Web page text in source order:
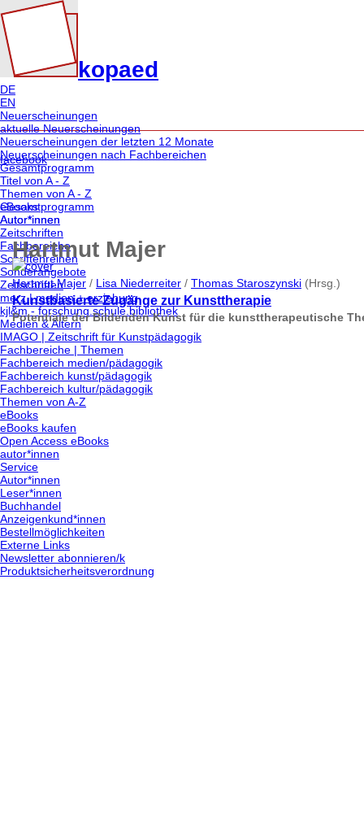
kopaed
DE
EN
Neuerscheinungen
aktuelle Neuerscheinungen
Neuerscheinungen der letzten 12 Monate
Neuerscheinungen nach Fachbereichen
Gesamtprogramm
Titel von A - Z
Themen von A - Z
eBooks
Autor*innen
Zeitschriften
Fachbereiche
Schriftenreihen
Sonderangebote
Zeitschriften
merz | medien + erziehung
kjl&m - forschung.schule.bibliothek
Medien & Altern
IMAGO | Zeitschrift für Kunstpädagogik
Fachbereiche | Themen
Fachbereich medien/pädagogik
Fachbereich kunst/pädagogik
Fachbereich kultur/pädagogik
Themen von A-Z
eBooks
eBooks kaufen
Open Access eBooks
autor*innen
Service
Autor*innen
Leser*innen
Buchhandel
Anzeigenkund*innen
Bestellmöglichkeiten
Externe Links
Newsletter abonnieren/k
Produktsicherheitsverordnung
facebook
Gesamtprogramm
Autor*innen
Hartmut Majer
Hartmut Majer / Lisa Niederreiter / Thomas Staroszynski (Hrsg.)
Kunstbasierte Zugänge zur Kunsttherapie
Potentiale der Bildenden Kunst für die kunsttherapeutische